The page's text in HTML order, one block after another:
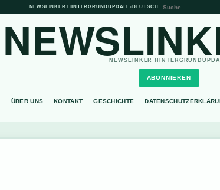
NEWSLINKER HINTERGRUNDUPDATE• DEUTSCH
NEWSLINKER
ABONNIEREN
ÜBER UNS KONTAKT GESCHICHTE